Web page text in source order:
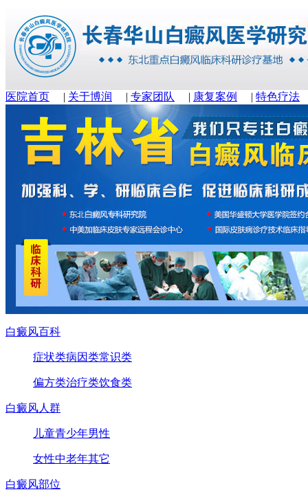
医院首页 | 关于博润 | 专家团队 | 康复案例 | 特色疗法
白癜风百科
症状类病因类常识类
偏方类治疗类饮食类
白癜风人群
儿童青少年男性
女性中老年其它
白癜风部位